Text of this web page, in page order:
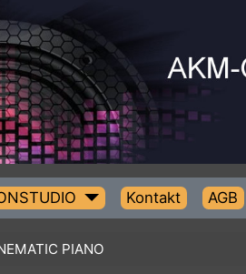
TONSTUDIO Kontakt